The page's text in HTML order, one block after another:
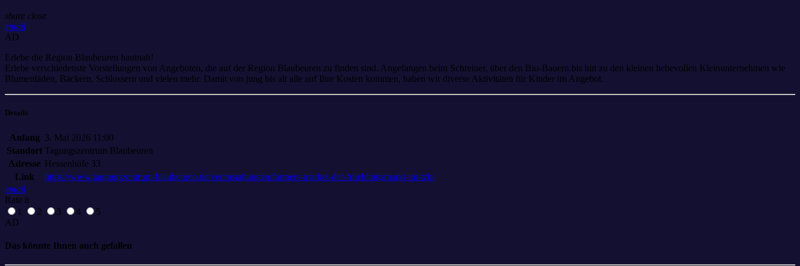
share close
email
AD
Erlebe die Region Blaubeuren hautnah!
Erlebe verschiedenste Vorstellungen von Angeboten, die auf der Region Blaubeuren zu finden sind. Angefangen beim Schreiner, über den Bio-Bauern bis hin zu den kleinen liebevollen Kleinunternehmen wie
Blumenläden, Bäckern, Schlossern und vielen mehr. Damit von jung bis alt alle auf Ihre Kosten kommen, haben wir diverse Aktivitäten für Kinder im Angebot.
Details
Anfang 3. Mai 2026 11:00
Standort Tagungszentrum Blaubeuren
Adresse Hessenhöfe 33
Link
https://www.tagungszentrum-blaubeuren.de/veranstaltungen/farmers-market-der-fruehlingsmarkt-im-tzb/
email
Rate it
1
2 3 4
5
AD
Das könnte Ihnen auch gefallen